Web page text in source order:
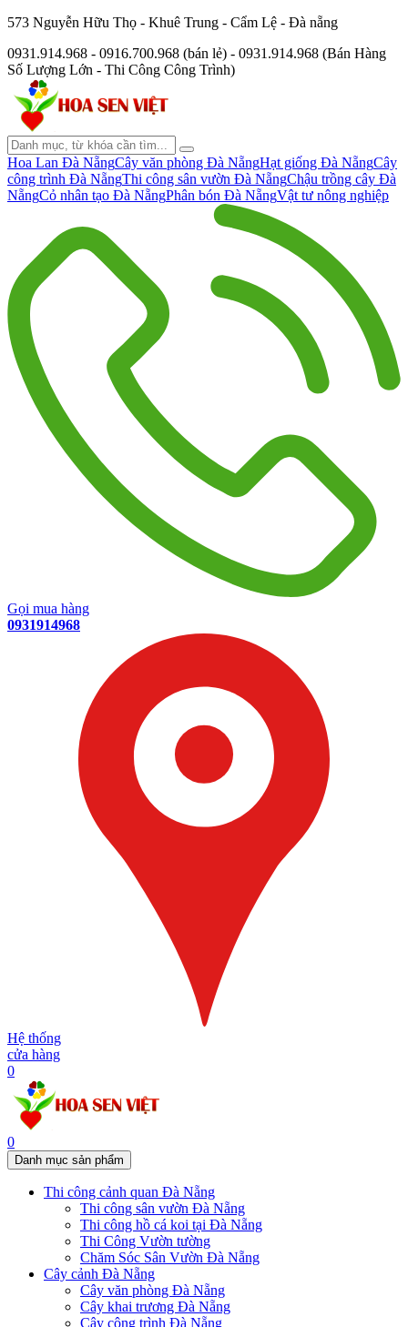
573 Nguyễn Hữu Thọ - Khuê Trung - Cẩm Lệ - Đà nẵng
0931.914.968 - 0916.700.968 (bán lẻ) - 0931.914.968 (Bán Hàng
Số Lượng Lớn - Thi Công Công Trình)
Hoa Lan Đà NẵngCây văn phòng Đà NẵngHạt giống Đà NẵngCây
công trình Đà NẵngThi công sân vườn Đà NẵngChậu trồng cây Đà
NẵngCỏ nhân tạo Đà NẵngPhân bón Đà NẵngVật tư nông nghiệp
Gọi mua hàng
0931914968
Hệ thống
cửa hàng
0
0
Danh mục sản phẩm
Thi công cảnh quan Đà Nẵng
Thi công sân vườn Đà Nẵng
Thi công hồ cá koi tại Đà Nẵng
Thi Công Vườn tường
Chăm Sóc Sân Vườn Đà Nẵng
Cây cảnh Đà Nẵng
Cây văn phòng Đà Nẵng
Cây khai trương Đà Nẵng
Cây công trình Đà Nẵng